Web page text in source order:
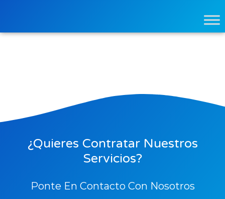
¿Quieres Contratar Nuestros
Servicios?
Ponte En Contacto Con Nosotros